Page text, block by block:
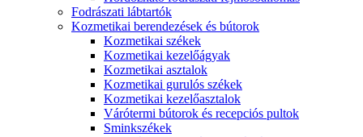
Fodrászati lábtartók
Kozmetikai berendezések és bútorok
Kozmetikai székek
Kozmetikai kezelőágyak
Kozmetikai asztalok
Kozmetikai gurulós székek
Kozmetikai kezelőasztalok
Várótermi bútorok és recepciós pultok
Sminkszékek